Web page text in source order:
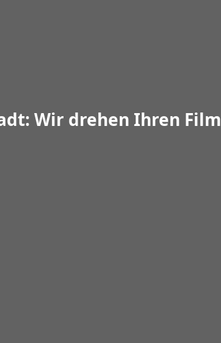
Wir drehen Ihren Film